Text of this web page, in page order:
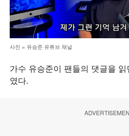
사진 = 유승준 유튜브 채널
가수 유승준이 팬들의 댓글을
였다.